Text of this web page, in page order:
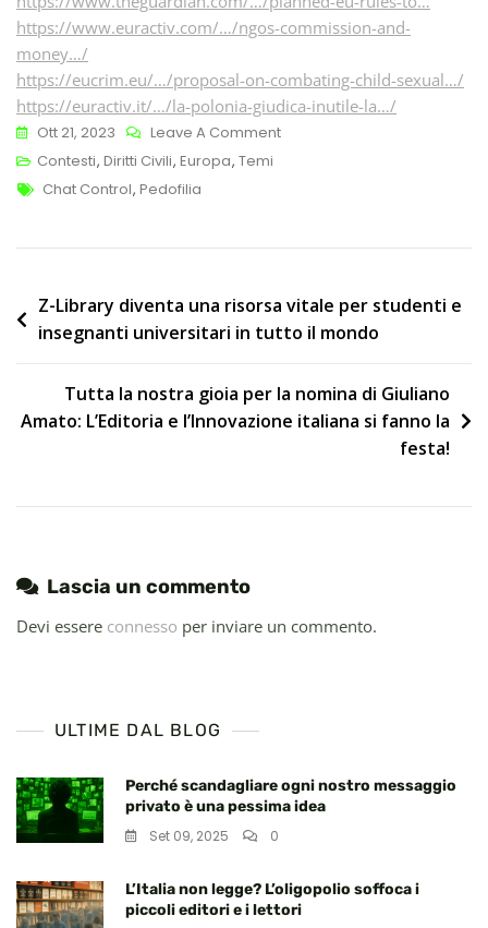
https://www.euractiv.com/…/ngos-commission-and-
money…/
https://eucrim.eu/…/proposal-on-combating-child-sexual…/
https://euractiv.it/…/la-polonia-giudica-inutile-la…/
Ott 21, 2023 Leave A CommentOn
Per
Lotta
Al
Pedopornografico
Online
Fondamentali
Contesti, Diritti Civili, Europa, Temi
Tags
Chat Control, Pedofilia
Navigazione
articoli
Z-Library diventa una risorsa vitale per studenti e
insegnanti universitari in tutto il mondo
Tutta la nostra gioia per la nomina di Giuliano
Amato: L’Editoria e l’Innovazione italiana si fanno la
festa!
Lascia un commento
Devi essere connesso per inviare un commento.
ULTIME DAL BLOG
Perché scandagliare ogni nostro messaggio
privato è una pessima idea
Set 09, 2025
0
L’Italia non legge? L’oligopolio soffoca i
piccoli editori e i lettori